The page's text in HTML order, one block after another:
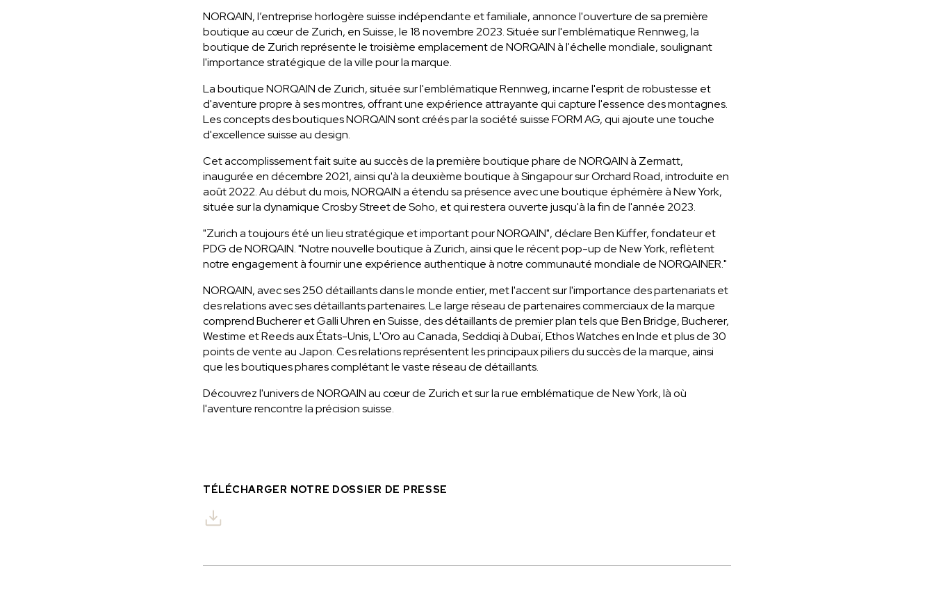
NORQAIN, l’entreprise horlogère suisse indépendante et familiale, annonce l'ouverture de sa première
boutique au cœur de Zurich, en Suisse, le 18 novembre 2023. Située sur l'emblématique Rennweg, la
boutique de Zurich représente le troisième emplacement de NORQAIN à l'échelle mondiale, soulignant
l'importance stratégique de la ville pour la marque.
La boutique NORQAIN de Zurich, située sur l'emblématique Rennweg, incarne l'esprit de robustesse et
d'aventure propre à ses montres, offrant une expérience attrayante qui capture l'essence des montagnes.
Les concepts des boutiques NORQAIN sont créés par la société suisse FORM AG, qui ajoute une touche
d'excellence suisse au design.
Cet accomplissement fait suite au succès de la première boutique phare de NORQAIN à Zermatt,
inaugurée en décembre 2021, ainsi qu'à la deuxième boutique à Singapour sur Orchard Road, introduite en
août 2022. Au début du mois, NORQAIN a étendu sa présence avec une boutique éphémère à New York,
située sur la dynamique Crosby Street de Soho, et qui restera ouverte jusqu'à la fin de l'année 2023.
"Zurich a toujours été un lieu stratégique et important pour NORQAIN", déclare Ben Küffer, fondateur et
PDG de NORQAIN. "Notre nouvelle boutique à Zurich, ainsi que le récent pop-up de New York, reflètent
notre engagement à fournir une expérience authentique à notre communauté mondiale de NORQAINER."
NORQAIN, avec ses 250 détaillants dans le monde entier, met l'accent sur l'importance des partenariats et
des relations avec ses détaillants partenaires. Le large réseau de partenaires commerciaux de la marque
comprend Bucherer et Galli Uhren en Suisse, des détaillants de premier plan tels que Ben Bridge, Bucherer,
Westime et Reeds aux États-Unis, L'Oro au Canada, Seddiqi à Dubaï, Ethos Watches en Inde et plus de 30
points de vente au Japon. Ces relations représentent les principaux piliers du succès de la marque, ainsi
que les boutiques phares complétant le vaste réseau de détaillants.
Découvrez l'univers de NORQAIN au cœur de Zurich et sur la rue emblématique de New York, là où
l'aventure rencontre la précision suisse.
TÉLÉCHARGER NOTRE DOSSIER DE PRESSE